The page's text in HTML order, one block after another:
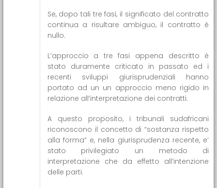
Se, dopo tali tre fasi, il significato del contratto
continua a risultare ambiguo, il contratto è
nullo.
L’approccio a tre fasi appena descritto è
stato duramente criticato in passato ed i
recenti sviluppi giurisprudenziali hanno
portato ad un un approccio meno rigido in
relazione all’interpretazione dei contratti.
A questo proposito, i tribunali sudafricani
riconoscono il concetto di “sostanza rispetto
alla forma” e, nella giurisprudenza recente, e’
stato privilegiato un metodo di
interpretazione che da effetto all’intenzione
delle parti.